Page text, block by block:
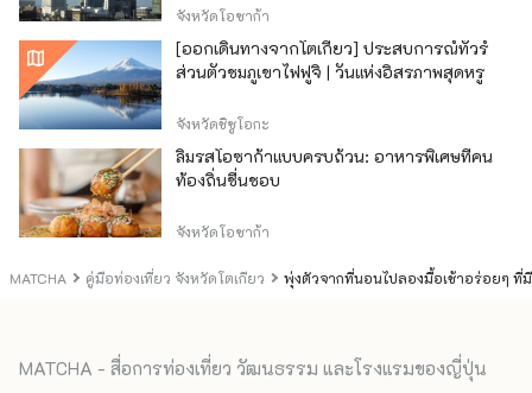
MATCHA คู่มือท่องเที่ยว จังหวัดโตเกียว พุ่งตัวจากที่นอนไปลองมื้อเช้าอร่อยๆ ที่
จังหวัดโอซาก้า
[ออกเดินทางจากโตเกียว] ประสบการณ์ทัวร์
ส่วนตัวชมภูเขาไฟฟูจิ | วันแห่งอิสรภาพสุดหรู
จังหวัดชิซูโอกะ
ลิ้มรสโอซาก้าแบบครบถ้วน: อาหารพิเศษที่คน
ท้องถิ่นชื่นชอบ
จังหวัดโอซาก้า
MATCHA - สื่อการท่องเที่ยว วัฒนธรรม และโรงแรมของญี่ปุ่น